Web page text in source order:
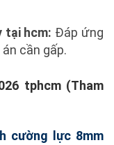
tại hcm: Đáp ứng
cần gấp.
tphcm (Tham
cường lực 8mm